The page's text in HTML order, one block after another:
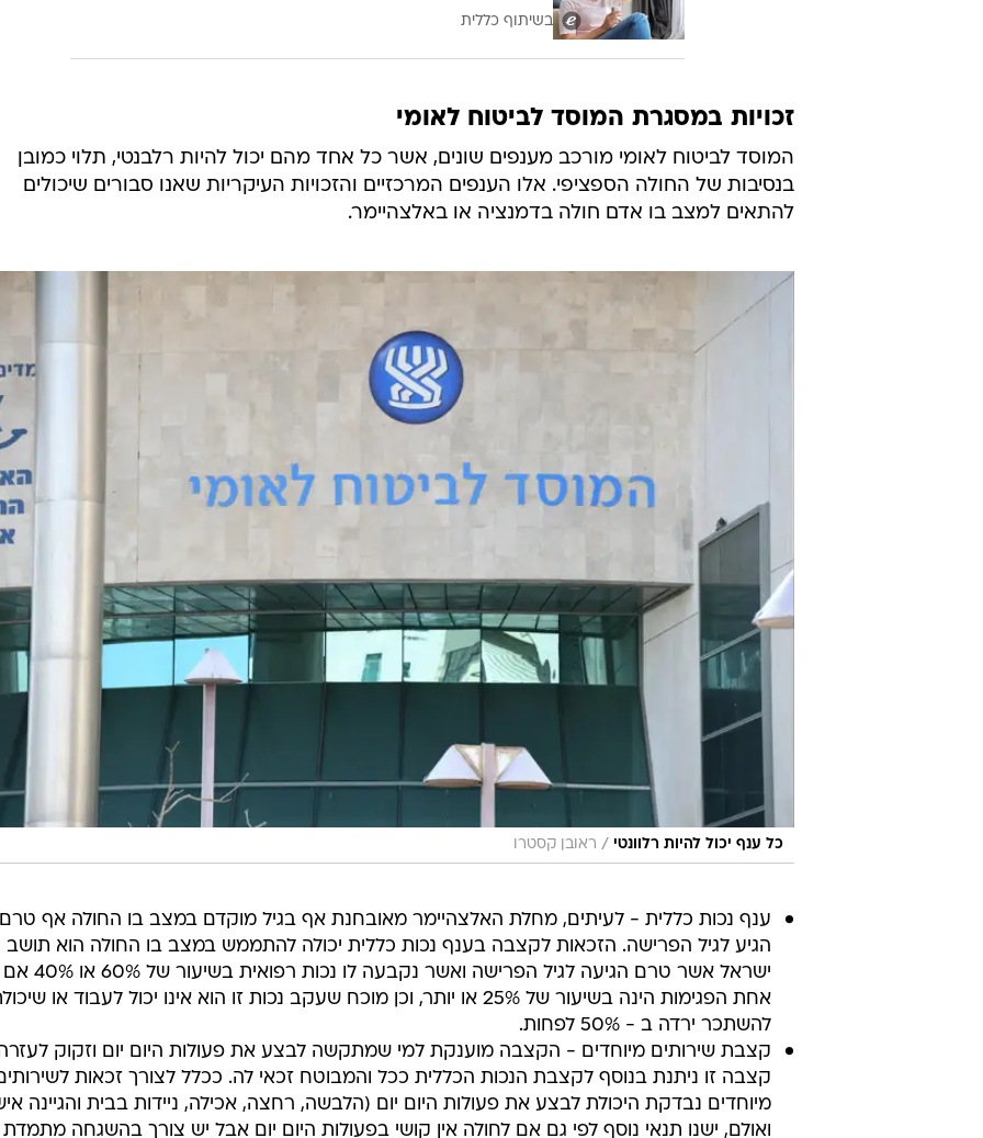
בשיתוף כללית
זכויות במסגרת המוסד לביטוח לאומי
המוסד לביטוח לאומי מורכב מענפים שונים, אשר כל אחד מהם יכול להיות רלבנטי, תלוי כמובן
בנסיבות של החולה הספציפי. אלו הענפים המרכזיים והזכויות העיקריות שאנו סבורים שיכולים
להתאים למצב בו אדם חולה בדמנציה או באלצהיימר.
כל ענף יכול להיות רלוונטי / ראובן קסטרו
ענף נכות כללית - לעיתים, מחלת האלצהיימר מאובחנת אף בגיל מוקדם במצב בו החולה אף טרם
הגיע לגיל הפרישה. הזכאות לקצבה בענף נכות כללית יכולה להתממש במצב בו החולה הוא תושב
ישראל אשר טרם הגיעה לגיל הפרישה ואשר נקבעה לו נכות רפואית בשיעור של 60% או 40% אם
אחת הפגימות הינה בשיעור של 25% או יותר, וכן מוכח שעקב נכות זו הוא אינו יכול לעבוד או
להשתכר ירדה ב - 50% לפחות.
קצבת שירותים מיוחדים - הקצבה מוענקת למי שמתקשה לבצע את פעולות היום יום וזקוק
קצבה זו ניתנת בנוסף לקצבת הנכות הכללית ככל והמבוטח זכאי לה. ככלל לצורך זכאות
מיוחדים נבדקת היכולת לבצע את פעולות היום יום (הלבשה, רחצה, אכילה, ניידות בבית והגיינה
ואולם, ישנו תנאי נוסף לפי גם אם לחולה אין קושי בפעולות היום יום אבל יש צורך בהשגחה מתמדת